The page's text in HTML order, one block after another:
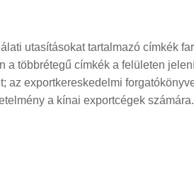
utasításokat tartalmazó címkék
többrétegű címkék a felületen
exportkereskedelmi
a kínai exportcégek